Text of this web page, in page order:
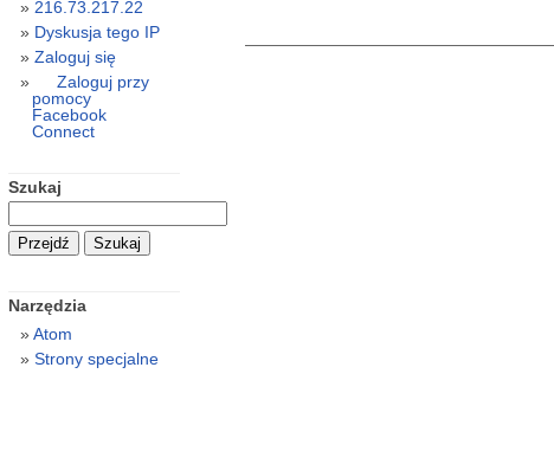
216.73.217.22
Dyskusja tego IP
Zaloguj się
Zaloguj przy
pomocy
Facebook
Connect
Szukaj
Narzędzia
Atom
Strony specjalne